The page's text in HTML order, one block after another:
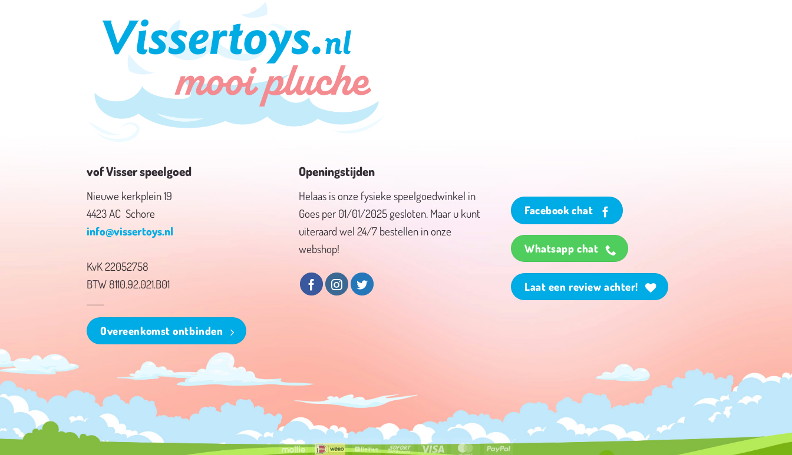
vof Visser speelgoed
Nieuwe kerkplein 19
4423 AC Schore
info@vissertoys.nl
KvK 22052758
BTW 8110.92.021.B01
Overeenkomst ontbinden
Openingstijden
Helaas is onze fysieke speelgoedwinkel in
Goes per 01/01/2025 gesloten. Maar u kunt
uiteraard wel 24/7 bestellen in onze
webshop!
Facebook chat
Whatsapp chat
Laat een review achter!
Mollie Wero Belfius Sofort Visa MasterCardPayPal